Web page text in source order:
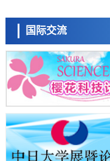
劣化抑制机制，为提升轮
科学研究
近畿大学等发现植物染料“
科学研究
群马大学开发针对难治性癫
子抑制发作
科学研究
九州大学揭示夜间眼压升
科学研究
东京都产技研采用新手法
证电容器可在汽车发动机等
经济・社会
国际交流
流员
小岩井忠道